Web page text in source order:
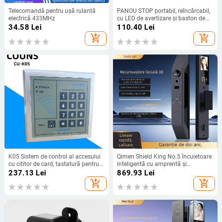
Telecomandă pentru ușă rulantă
electrică 433MHz
34.58 Lei
add_shopping_cart
PANOU STOP portabil, reîncărcabil,
cu LED de avertizare și baston de
dirijare a traficului
110.40 Lei
add_shopping_cart
K05 Sistem de control al accesului
cu cititor de card, tastatură pentru
parolă, unitate centrală și controler
237.13 Lei
add_shopping_cart
Qimen Shield King No.5 încuietoare
inteligentă cu amprentă și
recunoaștere facială, 80 de
amprente stocate, peste 100000 de
deblocări, scanare <1s, rată de
respingere falsă <0.01%
869.93 Lei
add_shopping_cart